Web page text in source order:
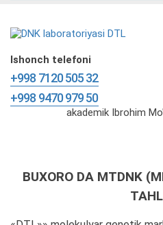
Ishonch telefoni
+998 7120 505 32
+998 9470 979 50
akademik Ibrohim
BUXORO DA MTDNK